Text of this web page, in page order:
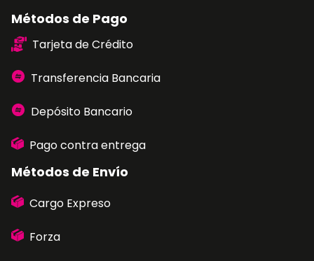
Métodos de Pago
Tarjeta de Crédito
Transferencia Bancaria
Depósito Bancario
Pago contra entrega
Métodos de Envío
Cargo Expreso
Forza